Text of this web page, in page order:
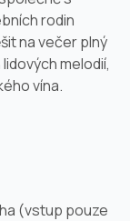
rodin
na večer plný
melodií,
vína.
(vstup pouze